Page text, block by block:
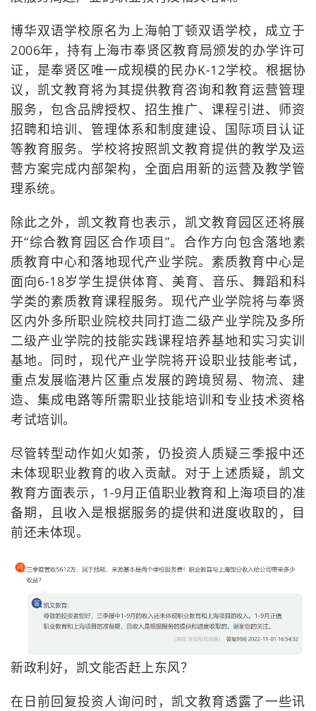
博华双语学校原名为上海帕丁顿双语学校，成立于
2006年，持有上海市奉贤区教育局颁发的办学许可
证，是奉贤区唯一成规模的民办K-12学校。根据协
议，凯文教育将为其提供教育咨询和教育运营管理
服务，包含品牌授权、招生推广、课程引进、师资
招聘和培训、管理体系和制度建设、国际项目认证
等教育服务。学校将按照凯文教育提供的教学及运
营方案完成内部架构，全面启用新的运营及教学管
理系统。
除此之外，凯文教育也表示，凯文教育园区还将展
开“综合教育园区合作项目”。合作方向包含落地素
质教育中心和落地现代产业学院。素质教育中心是
面向6-18岁学生提供体育、美育、音乐、舞蹈和科
学类的素质教育课程服务。现代产业学院将与奉贤
区内外多所职业院校共同打造二级产业学院及多所
二级产业学院的技能实践课程培养基地和实习实训
基地。同时，现代产业学院将开设职业技能考试，
重点发展临港片区重点发展的跨境贸易、物流、建
造、集成电路等所需职业技能培训和专业技术资格
考试培训。
尽管转型动作如火如荼，仍投资人质疑三季报中还
未体现职业教育的收入贡献。对于上述质疑，凯文
教育方面表示，1-9月正值职业教育和上海项目的准
备期，且收入是根据服务的提供和进度收取的，目
前还未体现。
新政利好，凯文能否赶上东风？
在日前回复投资人询问时，凯文教育透露了一些讯